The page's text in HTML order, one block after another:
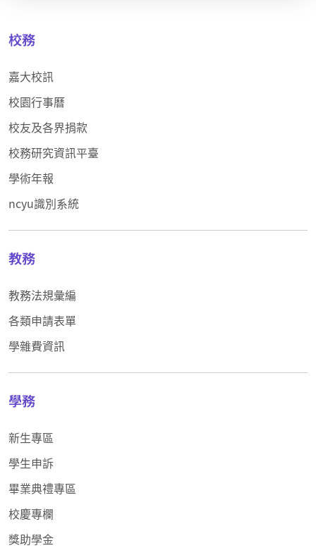
校務
嘉大校訊
校園行事曆
校友及各界捐款
校務研究資訊平臺
學術年報
ncyu識別系統
教務
教務法規彙編
各類申請表單
學雜費資訊
學務
新生專區
學生申訴
畢業典禮專區
校慶專欄
獎助學金